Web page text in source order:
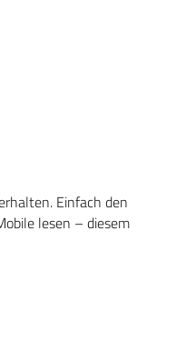
Einfach den
lesen – diesem